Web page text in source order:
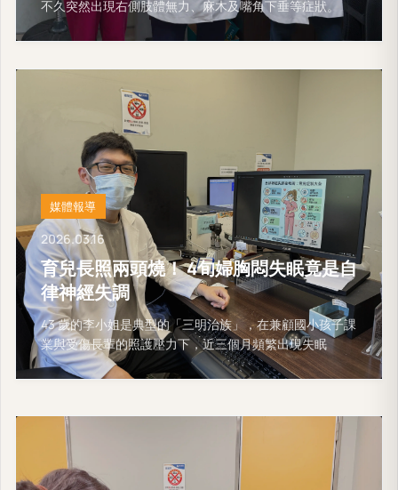
不久突然出現右側肢體無力、麻木及嘴角下垂等症狀。
媒體報導
2026.03.16
育兒長照兩頭燒！ 4旬婦胸悶失眠竟是自
律神經失調
43 歲的李小姐是典型的「三明治族」，在兼顧國小孩子課
業與受傷長輩的照護壓力下，近三個月頻繁出現失眠